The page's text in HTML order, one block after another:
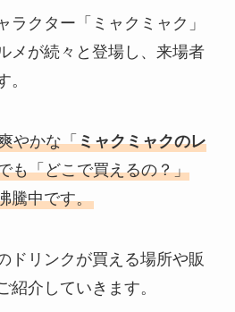
ラクター「ミャクミャク」
メが続々と登場し、来場者
。
やかな「ミャクミャクのレ
も「どこで買えるの？」
騰中です。
ドリンクが買える場所や販
紹介していきます。